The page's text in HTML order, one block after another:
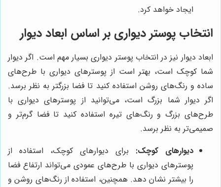
ایجاد خواهد کرد.
انتخاب پوستر دیواری بر اساس ابعاد دیوار
ابعاد دیوار نیز در انتخاب پوستر دیواری بسیار مهم است. اگر دیوار
شما کوچک است، بهتر است از پوسترهای دیواری با طرح‌های
ساده و رنگ‌های روشن استفاده کنید تا فضا بزرگتر به نظر برسد.
اگر دیوار شما بزرگ است، می‌توانید از پوسترهای دیواری با
طرح‌های بزرگ و رنگ‌های تیره استفاده کنید تا فضا گرم‌تر و
صمیمی‌تر به نظر برسد.
دیوارهای کوچک: برای دیوارهای کوچک، استفاده از
پوسترهای دیواری با طرح‌های عمودی می‌تواند ارتفاع فضا
را بیشتر نشان دهد. همچنین، استفاده از رنگ‌های روشن و